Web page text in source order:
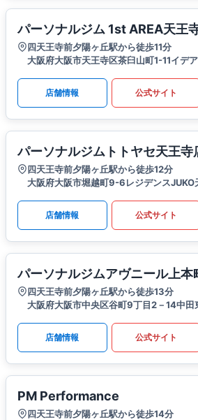
パーソナルジム 1st AREA天王
四天王寺前夕陽ヶ丘駅から徒歩11分
大阪府大阪市天王寺区茶臼山町1-11イデ
店舗情報 公式サイト
パーソナルジムトトヤセ天王寺
四天王寺前夕陽ヶ丘駅から徒歩12分
大阪府大阪市堀越町9-6レジデンスJUKO
店舗情報 公式サイト
パーソナルジムアヴニール上本
四天王寺前夕陽ヶ丘駅から徒歩13分
大阪府大阪市中央区谷町9丁目2－14中田
店舗情報 公式サイト
PM Performance
四天王寺前夕陽ヶ丘駅から徒歩14分